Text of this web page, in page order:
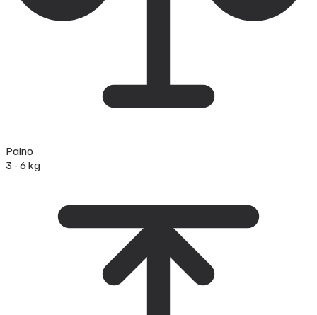
Paino
3 - 6 kg